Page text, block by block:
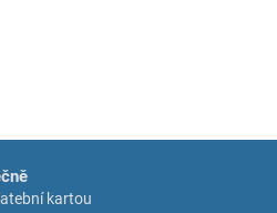
kartou